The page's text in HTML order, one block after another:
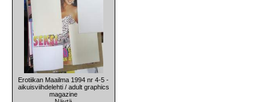
Erotiikan Maailma 1994 nr 4-5 -
aikuisviihdelehti / adult graphics
magazine